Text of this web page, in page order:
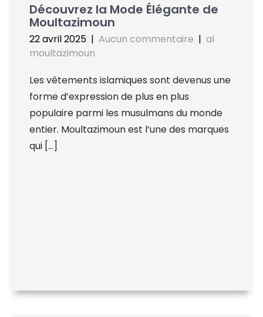
Découvrez la Mode Élégante de
Moultazimoun
22 avril 2025 | Aucun commentaire | al
moultazimoun
Les vêtements islamiques sont devenus une
forme d’expression de plus en plus
populaire parmi les musulmans du monde
entier. Moultazimoun est l’une des marques
qui […]